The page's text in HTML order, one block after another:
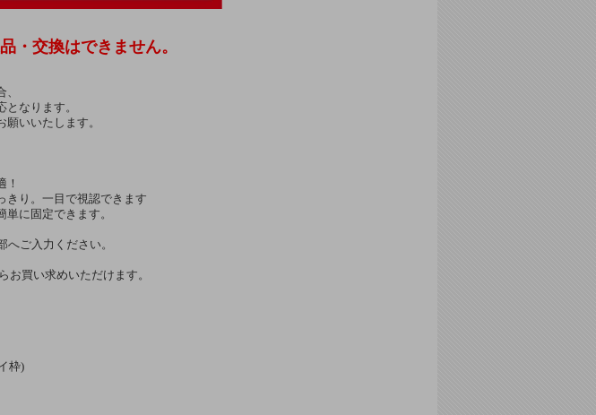
・交換はできません。
なります。
いいたします。
きり。一目で視認できます
に固定できます。
へご入力ください。
お買い求めいただけます。
枠)